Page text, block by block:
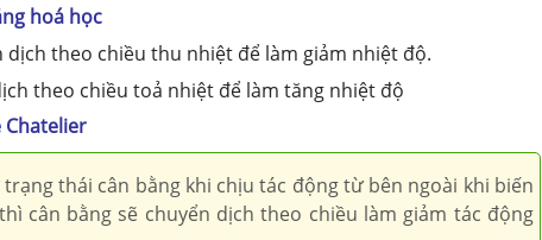
hoá học
theo chiều thu nhiệt để làm giảm nhiệt độ.
theo chiều toả nhiệt để làm tăng nhiệt độ
Chatelier
thái cân bằng khi chịu tác động từ bên ngoài khi biến
cân bằng sẽ chuyển dịch theo chiều làm giảm tác động